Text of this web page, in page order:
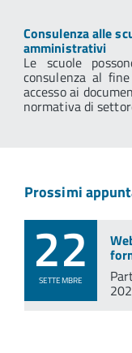
Consulenza alle
amministrativi
Le scuole
consulenza al
accesso ai
normativa di
Prossimi
22
SETTEMBRE